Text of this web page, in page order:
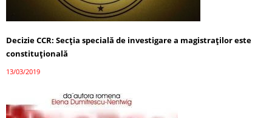
Decizie CCR: Secția specială de investigare a magistraților este
constituțională
13/03/2019